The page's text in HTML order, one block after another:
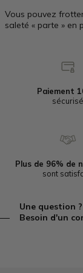
Vous pouvez
saleté « parte » en
Paiement
sécurisé
Plus de 96% de
sont
Une question ?
Besoin d'un